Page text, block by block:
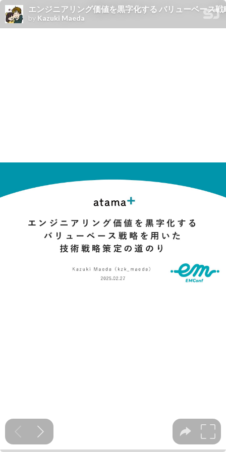
エンジニアリング価値を黒字化する バリューベース
by Kazuki Maeda